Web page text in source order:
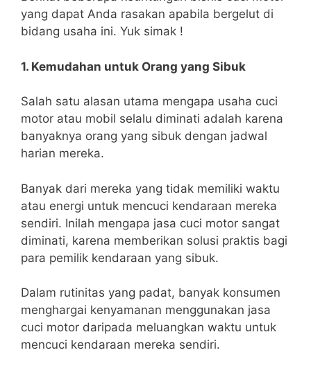
yang dapat Anda rasakan apabila bergelut di
bidang usaha ini. Yuk simak !
1. Kemudahan untuk Orang yang Sibuk
Salah satu alasan utama mengapa usaha cuci
motor atau mobil selalu diminati adalah karena
banyaknya orang yang sibuk dengan jadwal
harian mereka.
Banyak dari mereka yang tidak memiliki waktu
atau energi untuk mencuci kendaraan mereka
sendiri. Inilah mengapa jasa cuci motor sangat
diminati, karena memberikan solusi praktis bagi
para pemilik kendaraan yang sibuk.
Dalam rutinitas yang padat, banyak konsumen
menghargai kenyamanan menggunakan jasa
cuci motor daripada meluangkan waktu untuk
mencuci kendaraan mereka sendiri.